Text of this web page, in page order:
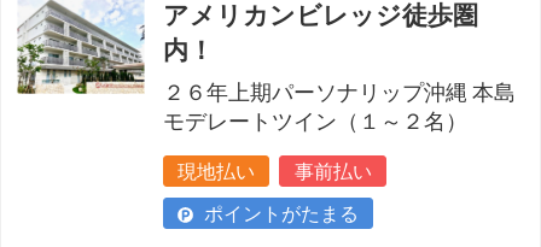
アメリカンビレッジ徒歩圏
内！
２６年上期パーソナリップ沖縄 本島
モデレートツイン（１～２名）
現地払い
事前払い
ポイントがたまる